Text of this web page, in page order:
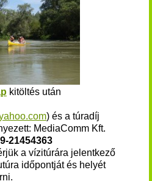
kitöltés után
) és a túradíj
MediaComm Kft.
21454363
a vízitúrára jelentkező
időpontját és helyét